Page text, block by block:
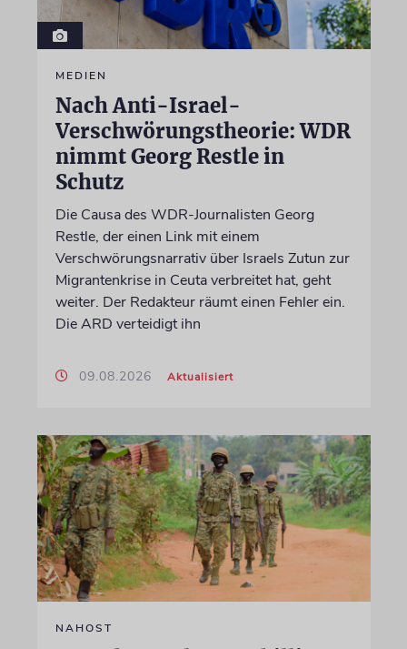
MEDIEN
Nach Anti-Israel-
Verschwörungstheorie: WDR
nimmt Georg Restle in
Schutz
Die Causa des WDR-Journalisten Georg
Restle, der einen Link mit einem
Verschwörungsnarrativ über Israels Zutun zur
Migrantenkrise in Ceuta verbreitet hat, geht
weiter. Der Redakteur räumt einen Fehler ein.
Die ARD verteidigt ihn
09.08.2026 Aktualisiert
NAHOST